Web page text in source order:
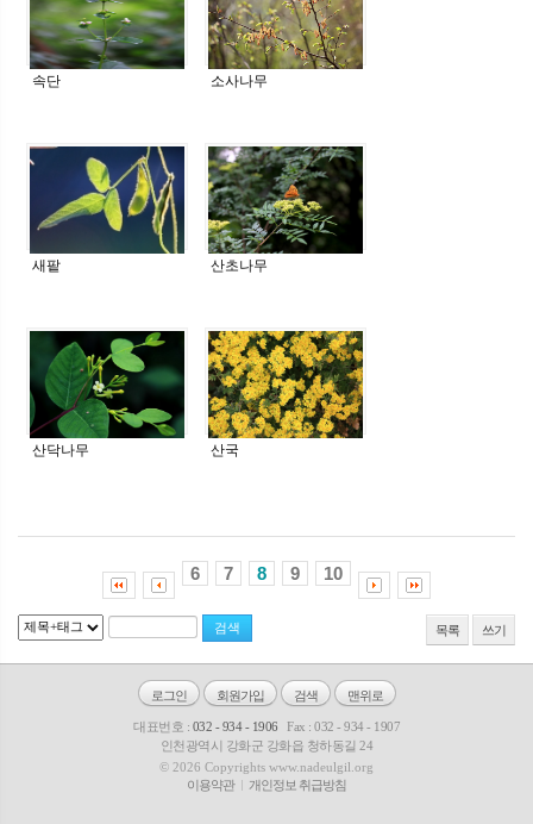
속단 소사나무
새팥 산초나무
산닥나무 산국
6 7 8 9 10
목록 쓰기
로그인 회원가입 검색 맨위로
대표번호 : 032 - 934 - 1906
Fax : 032 - 934 - 1907
인천광역시 강화군 강화읍 청하동길 24
© 2026 Copyrights www.nadeulgil.org
이용약관
개인정보 취급방침